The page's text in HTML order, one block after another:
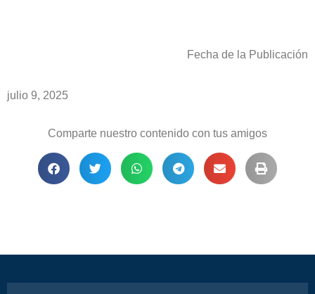
Fecha de la Publicación
julio 9, 2025
Comparte nuestro contenido con tus amigos